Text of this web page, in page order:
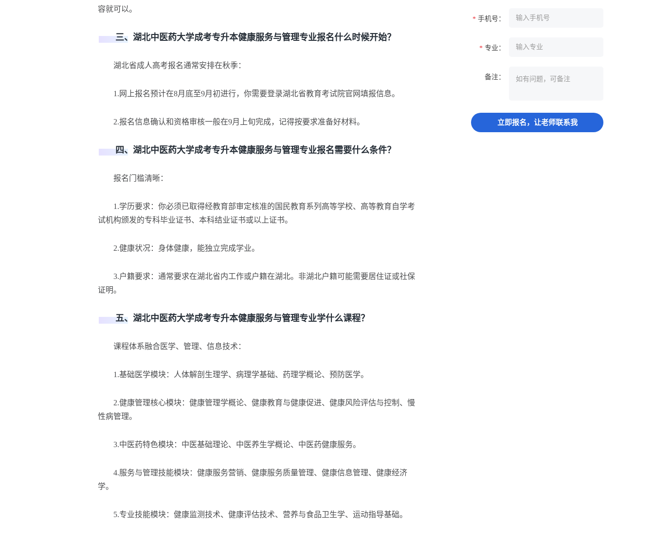
容就可以。
三、湖北中医药大学成考专升本健康服务与管理专业报名什么时候开始？
湖北省成人高考报名通常安排在秋季：
1.网上报名预计在8月底至9月初进行，你需要登录湖北省教育考试院官网填报信息。
2.报名信息确认和资格审核一般在9月上旬完成，记得按要求准备好材料。
四、湖北中医药大学成考专升本健康服务与管理专业报名需要什么条件？
报名门槛清晰：
1.学历要求：你必须已取得经教育部审定核准的国民教育系列高等学校、高等教育自学考
试机构颁发的专科毕业证书、本科结业证书或以上证书。
2.健康状况：身体健康，能独立完成学业。
3.户籍要求：通常要求在湖北省内工作或户籍在湖北。非湖北户籍可能需要居住证或社保
证明。
五、湖北中医药大学成考专升本健康服务与管理专业学什么课程？
课程体系融合医学、管理、信息技术：
1.基础医学模块：人体解剖生理学、病理学基础、药理学概论、预防医学。
2.健康管理核心模块：健康管理学概论、健康教育与健康促进、健康风险评估与控制、慢
性病管理。
3.中医药特色模块：中医基础理论、中医养生学概论、中医药健康服务。
4.服务与管理技能模块：健康服务营销、健康服务质量管理、健康信息管理、健康经济
学。
5.专业技能模块：健康监测技术、健康评估技术、营养与食品卫生学、运动指导基础。
* 手机号：
* 专业：
备注：